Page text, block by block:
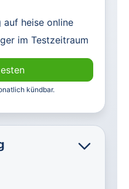
auf heise online
im Testzeitraum
kündbar.